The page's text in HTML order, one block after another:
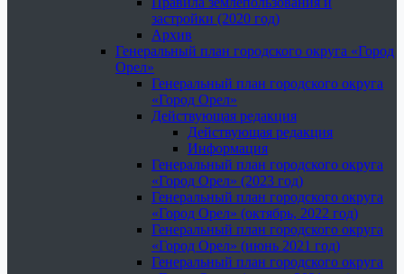
застройки (2020 год)
Архив
Генеральный план городского округа «Город
Орел»
Генеральный план городского округа
«Город Орел»
Действующая редакция
Действующая редакция
Информация
Генеральный план городского округа
«Город Орел» (2023 год)
Генеральный план городского округа
«Город Орел» (октябрь, 2022 год)
Генеральный план городского округа
«Город Орел» (июнь 2021 год)
Генеральный план городского округа